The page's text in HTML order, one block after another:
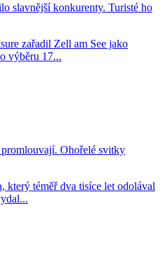
slavnější konkurenty. Turisté ho
zařadil Zell am See jako
výběru 17...
Ohořelé svitky
který téměř dva tisíce let odolával